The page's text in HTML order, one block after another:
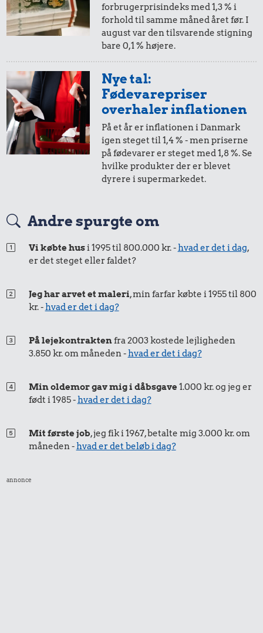
forbrugerprisindeks med 1,3 % i
forhold til samme måned året før. I
august var den tilsvarende stigning
bare 0,1 % højere.
Nye tal:
Fødevarepriser
overhaler inflationen
På et år er inflationen i Danmark
igen steget til 1,4 % - men priserne
på fødevarer er steget med 1,8 %. Se
hvilke produkter der er blevet
dyrere i supermarkedet.
Andre spurgte om
Vi købte husi 1995 til 800.000 kr. -hvad er det i dag,
er det steget eller faldet?
Jeg har arvet et maleri, min farfar købte i 1955 til 800
kr. -hvad er det i dag?
På lejekontraktenfra 2003 kostede lejligheden
3.850 kr. om måneden -hvad er det i dag?
Min oldemor gav mig i dåbsgave1.000 kr. og jeg er
født i 1985 -hvad er det i dag?
Mit første job, jeg fik i 1967, betalte mig 3.000 kr. om
måneden -hvad er det beløb i dag?
annonce